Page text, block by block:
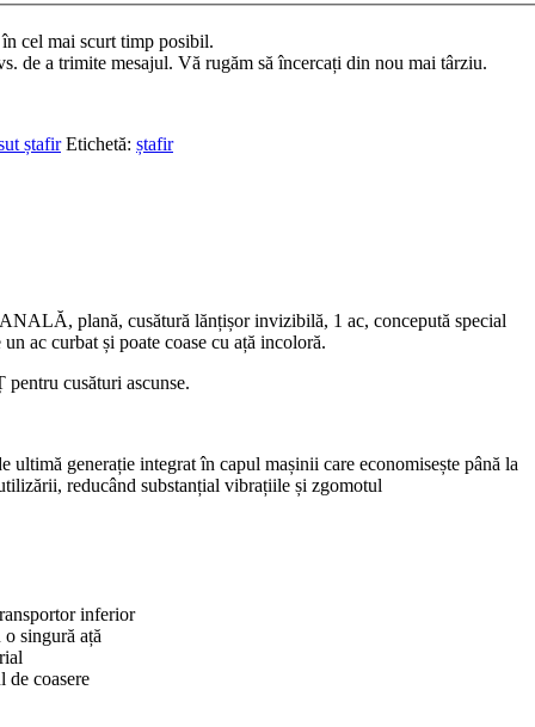
cel mai scurt timp posibil.
de a trimite mesajul. Vă rugăm să încercați din nou mai târziu.
ștafir Etichetă: ștafir
plană, cusătură lănțișor invizibilă, 1 ac, concepută special
ac curbat și poate coase cu ață incoloră.
cusături ascunse.
generație integrat în capul mașinii care economisește până la
reducând substanțial vibrațiile și zgomotul
inferior
singură ață
de coasere